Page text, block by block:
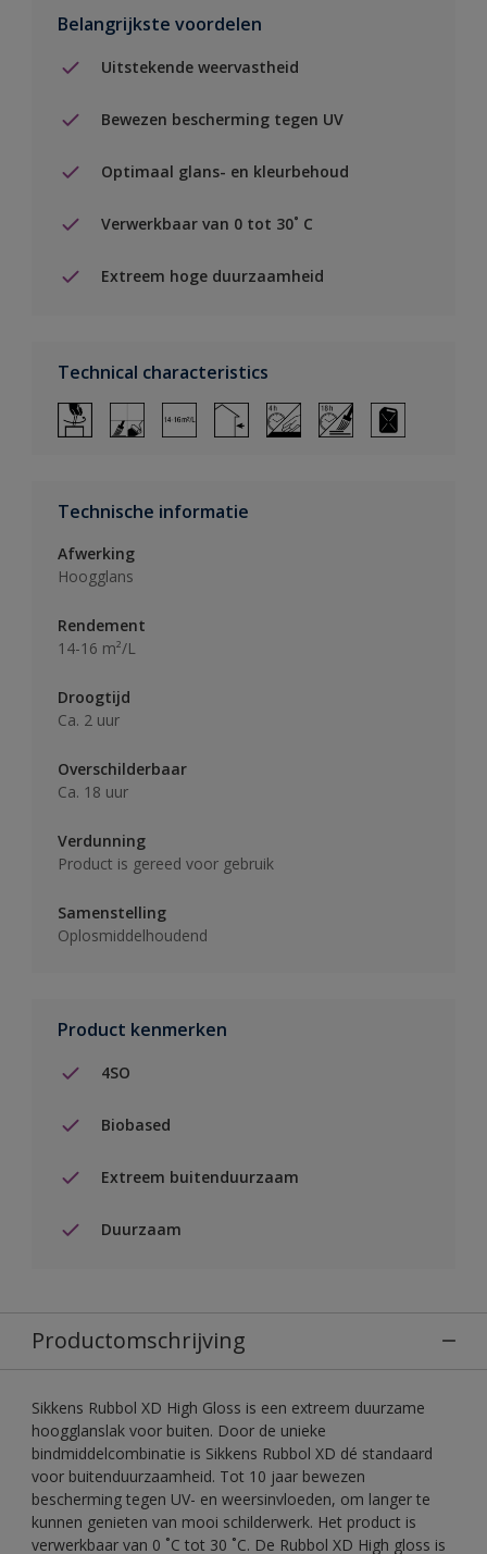
Belangrijkste voordelen
Uitstekende weervastheid
Bewezen bescherming tegen UV
Optimaal glans- en kleurbehoud
Verwerkbaar van 0 tot 30˚ C
Extreem hoge duurzaamheid
Technical characteristics
Technische informatie
Afwerking
Hoogglans
Rendement
14-16 m²/L
Droogtijd
Ca. 2 uur
Overschilderbaar
Ca. 18 uur
Verdunning
Product is gereed voor gebruik
Samenstelling
Oplosmiddelhoudend
Product kenmerken
4SO
Biobased
Extreem buitenduurzaam
Duurzaam
Productomschrijving
Sikkens Rubbol XD High Gloss is een extreem duurzame
hoogglanslak voor buiten. Door de unieke
bindmiddelcombinatie is Sikkens Rubbol XD dé standaard
voor buitenduurzaamheid. Tot 10 jaar bewezen
bescherming tegen UV- en weersinvloeden, om langer te
kunnen genieten van mooi schilderwerk. Het product is
verwerkbaar van 0 ˚C tot 30 ˚C. De Rubbol XD High gloss is